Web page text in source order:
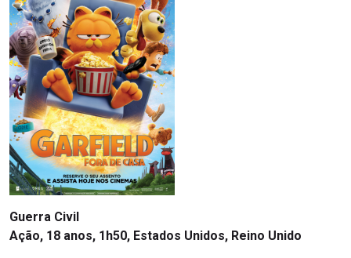
Guerra Civil
Ação, 18 anos, 1h50, Estados Unidos, Reino Unido